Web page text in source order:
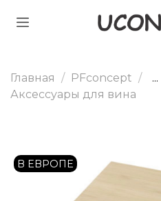
Главная PFconcept
...
Аксессуары для вина
В ЕВРОПЕ